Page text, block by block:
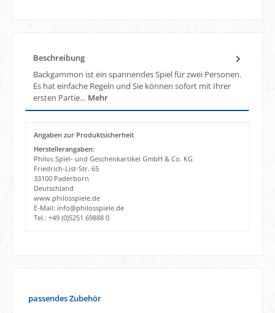
Beschreibung
Backgammon ist ein spannendes Spiel für zwei Personen.
Es hat einfache Regeln und Sie können sofort mit Ihrer
ersten Partie… Mehr
Angaben zur Produktsicherheit
Herstellerangaben:
Philos Spiel- und Geschenkartikel GmbH & Co. KG
Friedrich-List-Str. 65
33100 Paderborn
Deutschland
www.philosspiele.de
E-Mail: info@philosspiele.de
Tel.: +49 (0)5251 69888 0
Produktgalerie überspringen
passendes Zubehör